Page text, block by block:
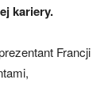
kariery.
Francji